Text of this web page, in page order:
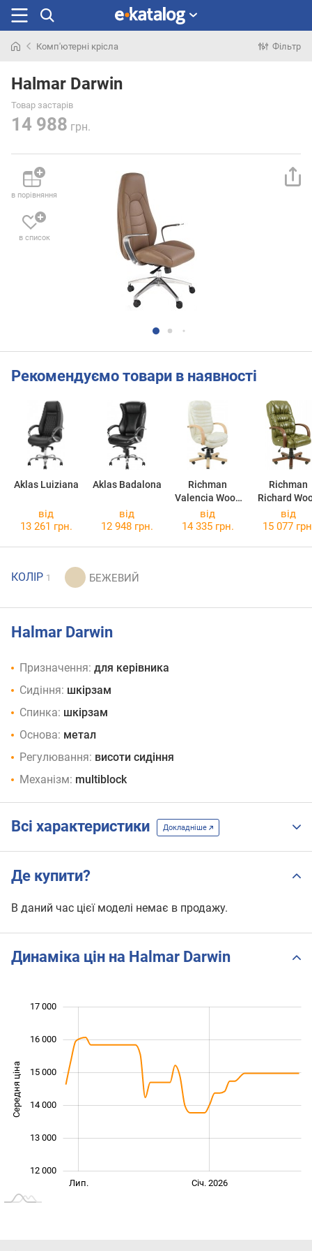
раніше
Комп'ютерні крісла Фільтр
Halmar Darwin
Товар застарів
14 988 грн.
в порівняння
в список
Рекомендуємо товари в наявності
Aklas Luiziana Aklas Badalona
Richman
Valencia Wood
MB
Richman
Richard
MB
від
13 261 грн.
від
12 948 грн.
від
14 335 грн.
від
15 077
КОЛІР 1
Halmar Darwin
Призначення: для керівника
Сидіння: шкірзам
Спинка: шкірзам
Основа: метал
Регулювання: висоти сидіння
Механізм: multiblock
Всі характеристики Докладніше
Де купити?
В даний час цієї моделі немає в продажу.
Динаміка цін на Halmar Darwin
Середня ціна
12 000
13 000
14 000
15 000
17 000
16 000
Січ. 2025Лип. Січ. 2026
Лип.